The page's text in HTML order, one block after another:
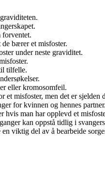
forventet.
bærer et misfoster.
under neste graviditet.
tilfelle.
eller kromosomfeil.
misfoster, men det er sjelden
for kvinnen og hennes partner.
hvis man har opplevd et
kan oppstå tidlig i
viktig del av å bearbeide